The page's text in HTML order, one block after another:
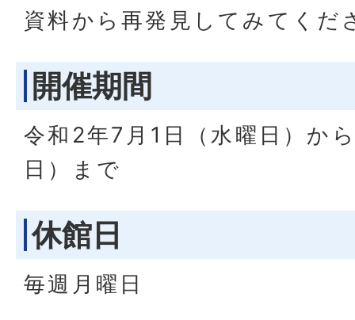
資料から再発見してみてくだ
開催期間
令和2年7月1日（水曜日）か
日）まで
休館日
毎週月曜日